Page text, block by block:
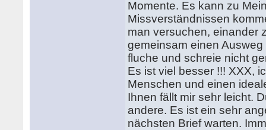
Momente. Es kann zu
Missverständnissen
man versuchen, einander
gemeinsam einen
fluche und schreie nicht
Es ist viel besser !!! XXX,
Menschen und einen
Ihnen fällt mir sehr leicht.
andere. Es ist ein sehr
nächsten Brief warten.